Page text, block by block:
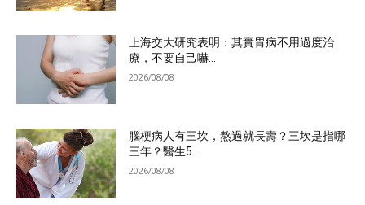
上海交大研究表明：其實胃病不用過度治
療，不要自己嚇...
2026/08/08
腦梗病人有三坎，熬過就長壽？三坎是指哪
三年？醫生5...
2026/08/08